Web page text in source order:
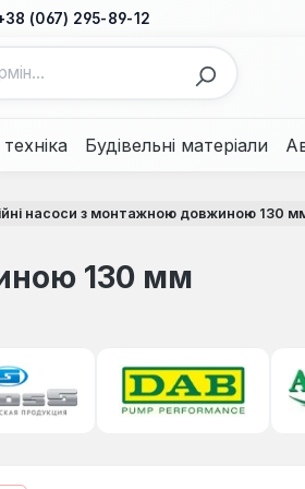
(067) 295-89-12
Будівельні матеріали
насоси з монтажною довжиною 130
130 мм